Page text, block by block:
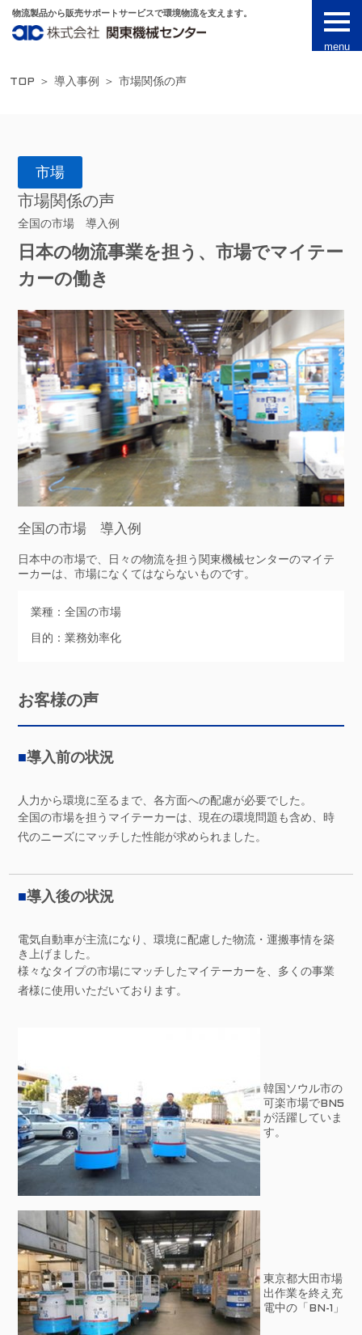
物流製品から販売サポートサービスで環境物流を支えます。
menu
TOP ＞ 導入事例 ＞ 市場関係の声
市場
市場関係の声
全国の市場 導入例
日本の物流事業を担う、市場でマイテー
カーの働き
全国の市場 導入例
日本中の市場で、日々の物流を担う関東機械センターのマイテ
ーカーは、市場になくてはならないものです。
業種：全国の市場
目的：業務効率化
お客様の声
■導入前の状況
人力から環境に至るまで、各方面への配慮が必要でした。
全国の市場を担うマイテーカーは、現在の環境問題も含め、時
代のニーズにマッチした性能が求められました。
■導入後の状況
電気自動車が主流になり、環境に配慮した物流・運搬事情を築
き上げました。
様々なタイプの市場にマッチしたマイテーカーを、多くの事業
者様に使用いただいております。
韓国ソウル市の
可楽市場でBN5
が活躍していま
す。
東京都大田市場
出作業を終え充
電中の「BN-1」